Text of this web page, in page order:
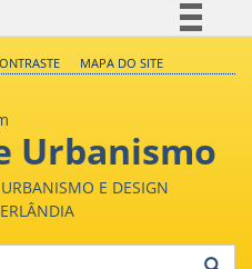
Acesso à informação
Legislação
MAPA DO SITE
Urbanismo
E DESIGN